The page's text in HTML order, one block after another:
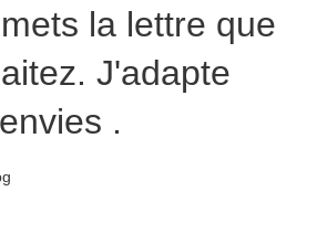
la lettre que
J'adapte
.